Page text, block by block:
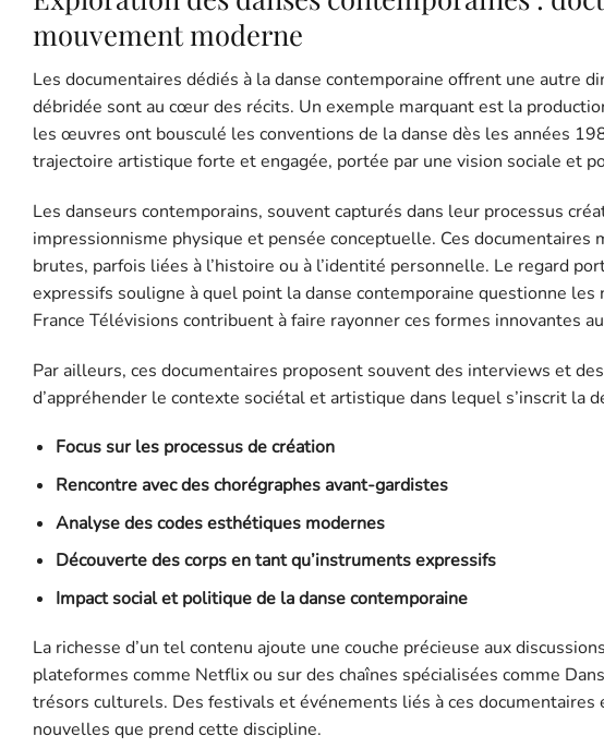
mouvement moderne
Les documentaires dédiés à la danse contemporaine offrent une autre
débridée sont au cœur des récits. Un exemple marquant est la
les œuvres ont bousculé les conventions de la danse dès les années
trajectoire artistique forte et engagée, portée par une vision sociale et
Les danseurs contemporains, souvent capturés dans leur processus
impressionnisme physique et pensée conceptuelle. Ces
brutes, parfois liées à l’histoire ou à l’identité personnelle. Le regard
expressifs souligne à quel point la danse contemporaine questionne
France Télévisions contribuent à faire rayonner ces formes innovantes
Par ailleurs, ces documentaires proposent souvent des interviews et
d’appréhender le contexte sociétal et artistique dans lequel s’inscrit la
Focus sur les processus de création
Rencontre avec des chorégraphes avant-gardistes
Analyse des codes esthétiques modernes
Découverte des corps en tant qu’instruments expressifs
Impact social et politique de la danse contemporaine
La richesse d’un tel contenu ajoute une couche précieuse aux
plateformes comme Netflix ou sur des chaînes spécialisées comme
trésors culturels. Des festivals et événements liés à ces
nouvelles que prend cette discipline.